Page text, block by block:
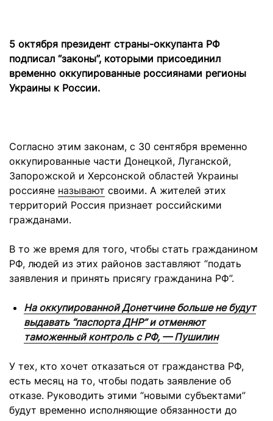
5 октября президент страны-оккупанта РФ
подписал “законы”, которыми присоединил
временно оккупированные россиянами регионы
Украины к России.
Согласно этим законам, с 30 сентября временно
оккупированные части Донецкой, Луганской,
Запорожской и Херсонской областей Украины
россияне называют своими. А жителей этих
территорий Россия признает российскими
гражданами.
В то же время для того, чтобы стать гражданином
РФ, людей из этих районов заставляют “подать
заявления и принять присягу гражданина РФ”.
На оккупированной Донетчине больше не будут
выдавать “паспорта ДНР” и отменяют
таможенный контроль с РФ, — Пушилин
У тех, кто хочет отказаться от гражданства РФ,
есть месяц на то, чтобы подать заявление об
отказе. Руководить этими “новыми субъектами”
будут временно исполняющие обязанности до